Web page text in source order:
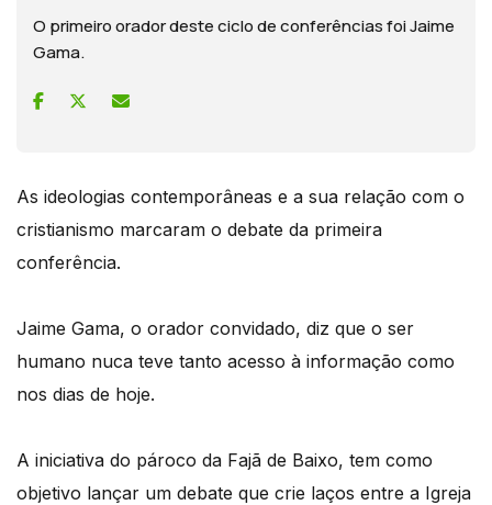
O primeiro orador deste ciclo de conferências foi Jaime
Gama.
As ideologias contemporâneas e a sua relação com o
cristianismo marcaram o debate da primeira
conferência.
Jaime Gama, o orador convidado, diz que o ser
humano nuca teve tanto acesso à informação como
nos dias de hoje.
A iniciativa do pároco da Fajã de Baixo, tem como
objetivo lançar um debate que crie laços entre a Igreja